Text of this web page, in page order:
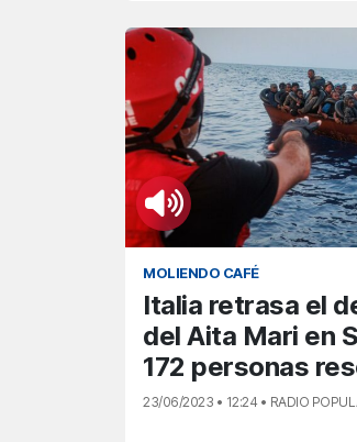
MOLIENDO CAFÉ
Italia retrasa el
del Aita Mari en
172 personas
23/06/2023 • 12:24 • RADIO